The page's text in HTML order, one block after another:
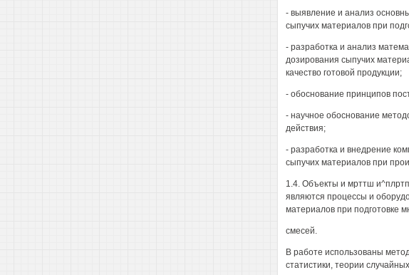
- выявление и анализ
сыпучих материалов при
- разработка и анализ
дозирования сыпучих
качество готовой продукции;
- обоснование принципов
- научное обоснование
действия;
- разработка и внедрение
сыпучих материалов при
1.4. Объекты и мрттш
являются процессы и
материалов при подготовке
смесей.
В работе использованы
статистики, теории